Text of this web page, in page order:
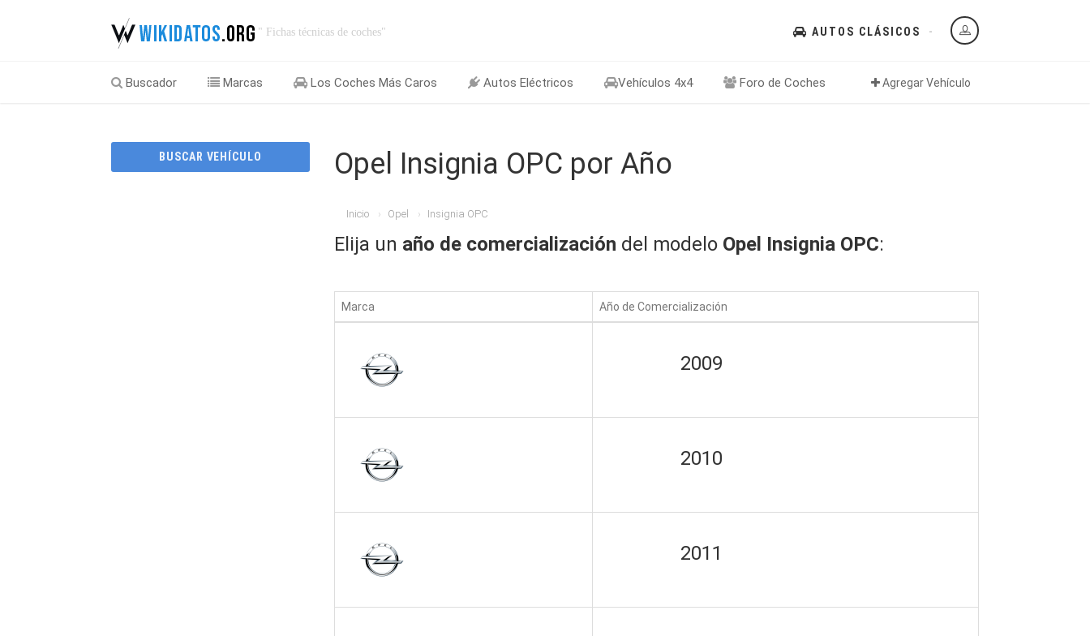
" Fichas técnicas de coches" AUTOS CLÁSICOS
Agregar Vehículo
Buscador Marcas Los Coches Más Caros Autos Eléctricos Vehículos 4x4 Foro de Coches
BUSCAR VEHÍCULO Opel Insignia OPC por Año
Inicio Opel Insignia OPC
Elija un año de comercialización del modelo Opel Insignia OPC:
Marca Año de Comercialización
2009
2010
2011